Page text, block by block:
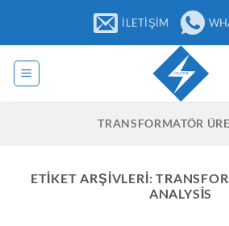
İLETIŞIM
TRANSFORMATÖR
ETIKET ARŞIVLERI:
ANALYSIS